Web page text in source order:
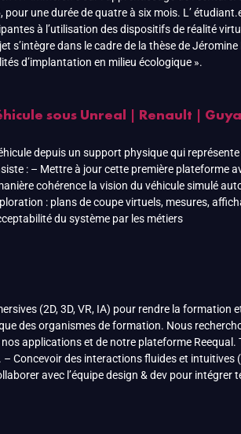
une durée de quatre à six mois. L’
à l’utilisation des dispositifs de réalité
s’intègre dans le cadre de la thèse de
d’implantation en milieu écologique ».
sous Unreal | Renault |
depuis un support physique qui
: – Mettre à jour cette première plateforme
cohérence la vision du véhicule simulé
: plans de coupe virtuels, mesures,
du système par les métiers
(2D, 3D, VR, IA) pour rendre la formation
des organismes de formation. Nous
applications et de notre plateforme Reequal.
Concevoir des interactions fluides et
avec l’équipe design & dev pour